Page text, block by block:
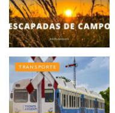
TRANSPORTE